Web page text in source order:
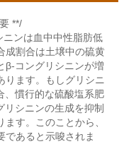
**/
ンは血中中性脂肪低
成割合は土壌中の硫黄
β-コングリシニンが増
ります。もしグリシニ
、慣行的な硫酸塩系肥
シニンの生成を抑制
す。このことから、
であると示唆されま